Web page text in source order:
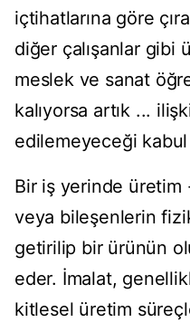
içtihatlarına göre
diğer çalışanlar gibi
meslek ve sanat
kalıyorsa artık ...
edilemeyeceği
Bir iş yerinde üretim
veya bileşenlerin
getirilip bir ürünün
eder. İmalat,
kitlesel üretim